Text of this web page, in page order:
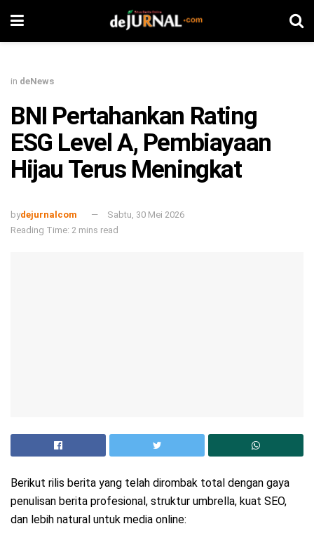
in deNews
BNI Pertahankan Rating
ESG Level A, Pembiayaan
Hijau Terus Meningkat
bydejurnalcom
Sabtu, 30 Mei 2026
Reading Time: 2 mins read
Berikut rilis berita yang telah dirombak total dengan gaya
penulisan berita profesional, struktur umbrella, kuat SEO,
dan lebih natural untuk media online: